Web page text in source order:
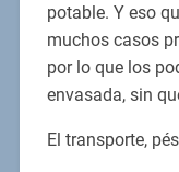
potable. Y eso
muchos casos
por lo que los
envasada, sin
El transporte,